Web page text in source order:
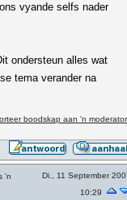
vyande selfs nader
ondersteun alles wat
tema verander na
boodskap aan 'n moderator
'n
Di., 11 September
10:29